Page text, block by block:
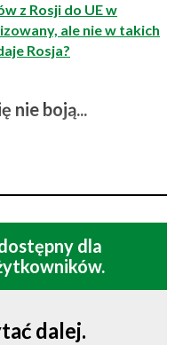
z Rosji do UE w
ale nie w takich
Rosja?
nie boją...
dla
dalej.